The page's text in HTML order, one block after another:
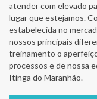
atender com elevado
lugar que estejamos.
estabelecida no
nossos principais
treinamento o
processos e de nossa
Itinga do Maranhão.